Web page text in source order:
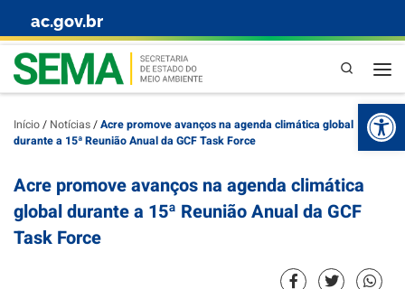
Skip to content
ac.gov.br
Pesquisa
Início/ Notícias/Acre promove avanços na agenda climática global
durante a 15ª Reunião Anual da GCF Task Force
Acre promove avanços na agenda climática
global durante a 15ª Reunião Anual da GCF
Task Force